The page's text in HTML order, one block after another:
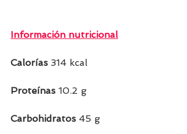
Información nutricional
Calorías 314 kcal
Proteínas 10.2 g
Carbohidratos 45 g